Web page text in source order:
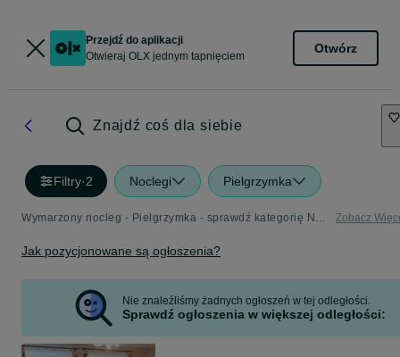
Przejdź do aplikacji
Otwieraj OLX jednym tapnięciem
Otwórz
Znajdź coś dla siebie
Filtry·2 Noclegi Pielgrzymka
Wymarzony nocleg - Pielgrzymka - sprawdź kategorię Noclegi Zobacz
Jak pozycjonowane są ogłoszenia?
Nie znaleźliśmy żadnych ogłoszeń w tej odległości.
Sprawdź ogłoszenia w większej odległości: